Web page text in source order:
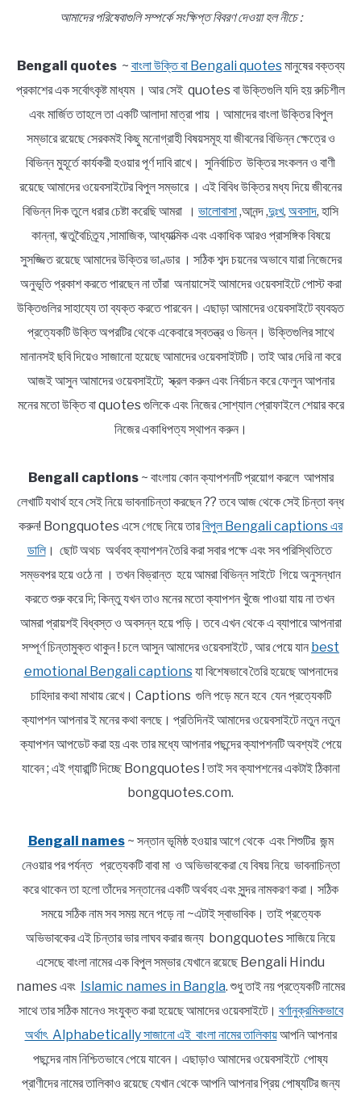
আমাদের পরিষেবাগুলি সম্পর্কে সংক্ষিপ্ত বিবরণ দেওয়া হল নীচে :
Bengali quotes~ বাংলা উক্তি বা Bengali quotesমানুষের বক্তব্য
প্রকাশের এক সর্বোৎকৃষ্ট মাধ্যম । আর সেই quotes বা উক্তিগুলি যদি হয় রুচিশীল
এবং মার্জিত তাহলে তা একটি আলাদা মাত্রা পায় । আমাদের বাংলা উক্তির বিপুল
সম্ভারে রয়েছে সেরকমই কিছু মনোগ্রাহী বিষয়সমূহ যা জীবনের বিভিন্ন ক্ষেত্রে ও
বিভিন্ন মুহূর্তে কার্যকরী হওয়ার পূর্ণ দাবি রাখে। সুনির্বাচিত উক্তির সংকলন ও বাণী
রয়েছে আমাদের ওয়েবসাইটের বিপুল সম্ভারে । এই বিবিধ উক্তির মধ্য দিয়ে জীবনের
বিভিন্ন দিক তুলে ধরার চেষ্টা করেছি আমরা । ভালোবাসা,আনন্দ ,দুঃখ, অবসাদ, হাসি
কান্না, ঋতুবৈচিত্র্য ,সামাজিক, আধ্যাত্মিক এবং একাধিক আরও প্রাসঙ্গিক বিষয়ে
সুসজ্জিত রয়েছে আমাদের উক্তির ভাণ্ডার । সঠিক শব্দ চয়নের অভাবে যারা নিজেদের
অনুভূতি প্রকাশ করতে পারছেন না তাঁরা অনায়াসেই আমাদের ওয়েবসাইটে পোস্ট করা
উক্তিগুলির সাহায্যে তা ব্যক্ত করতে পারবেন। এছাড়া আমাদের ওয়েবসাইটে ব্যবহৃত
প্রত্যেকটি উক্তি অপরটির থেকে একেবারে স্বতন্ত্র ও ভিন্ন। উক্তিগুলির সাথে
মানানসই ছবি দিয়েও সাজানো হয়েছে আমাদের ওয়েবসাইটটি। তাই আর দেরি না করে
আজই আসুন আমাদের ওয়েবসাইটে; স্ক্রল করুন এবং নির্বাচন করে ফেলুন আপনার
মনের মতো উক্তি বা quotes গুলিকে এবং নিজের সোশ্যাল প্রোফাইলে শেয়ার করে
নিজের একাধিপত্য স্থাপন করুন।
Bengali captions~ বাংলায় কোন ক্যাপশনটি প্রয়োগ করলে আপমার
লেখাটি যথার্থ হবে সেই নিয়ে ভাবনাচিন্তা করছেন ?? তবে আজ থেকে সেই চিন্তা বন্ধ
করুন! Bongquotes এসে গেছে নিয়ে তারবিপুল Bengali captions এর
ডালি। ছোট অথচ অর্থবহ ক্যাপশন তৈরি করা সবার পক্ষে এবং সব পরিস্থিতিতে
সম্ভবপর হয়ে ওঠে না । তখন বিভ্রান্ত হয়ে আমরা বিভিন্ন সাইটে গিয়ে অনুসন্ধান
করতে শুরু করে দি; কিন্তু যখন তাও মনের মতো ক্যাপশন খুঁজে পাওয়া যায় না তখন
আমরা প্রায়শই বিধ্বস্ত ও অবসন্ন হয়ে পড়ি। তবে এখন থেকে এ ব্যাপারে আপনারা
সম্পূর্ণ চিন্তামুক্ত থাকুন ! চলে আসুন আমাদের ওয়েবসাইটে , আর পেয়ে যান best
emotional Bengali captionsযা বিশেষভাবে তৈরি হয়েছে আপনাদের
চাহিদার কথা মাথায় রেখে। Captions গুলি পড়ে মনে হবে যেন প্রত্যেকটি
ক্যাপশন আপনার ই মনের কথা বলছে। প্রতিদিনই আমাদের ওয়েবসাইটে নতুন নতুন
ক্যাপশন আপডেট করা হয় এবং তার মধ্যে আপনার পছন্দের ক্যাপশনটি অবশ্যই পেয়ে
যাবেন ; এই গ্যারান্টি দিচ্ছে Bongquotes ! তাই সব ক্যাপশনের একটাই ঠিকানা
bongquotes.com.
Bengali names~ সন্তান ভূমিষ্ঠ হওয়ার আগে থেকে এবং শিশুটির জন্ম
নেওয়ার পর পর্যন্ত প্রত্যেকটি বাবা মা ও অভিভাবকেরা যে বিষয় নিয়ে ভাবনাচিন্তা
করে থাকেন তা হলো তাঁদের সন্তানের একটি অর্থবহ এবং সুন্দর নামকরণ করা। সঠিক
সময়ে সঠিক নাম সব সময় মনে পড়ে না ~এটাই স্বাভাবিক। তাই প্রত্যেক
অভিভাবকের এই চিন্তার ভার লাঘব করার জন্য bongquotes সাজিয়ে নিয়ে
এসেছে বাংলা নামের এক বিপুল সম্ভার যেখানে রয়েছে Bengali Hindu
names এবং Islamic names in Bangla. শুধু তাই নয় প্রত্যেকটি নামের
সাথে তার সঠিক মানেও সংযুক্ত করা হয়েছে আমাদের ওয়েবসাইটে। বর্ণানুক্রমিকভাবে
অর্থাৎ Alphabetically সাজানো এই বাংলা নামের তালিকায়আপনি আপনার
পছন্দের নাম নিশ্চিতভাবে পেয়ে যাবেন। এছাড়াও আমাদের ওয়েবসাইটে পোষ্য
প্রাণীদের নামের তালিকাও রয়েছে যেখান থেকে আপনি আপনার প্রিয় পোষ্যটির জন্য